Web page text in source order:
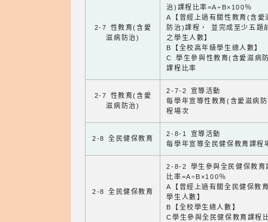
2-7 性教育(含愛
滋病防治)
治)課程比率=A÷B×100％
A【曾經上過有關性教育(含愛
防治)課程， 並完成至少五題
之學生人數】
B【全校高年級學生總人數】
C 學生參與性教育(含愛滋病
課程比率
2-7 性教育(含愛
滋病防治)
2-7-2 宣導活動
每學年宣導性教育(含愛滋病
程場次
2-8 全民健保教育
2-8-1 宣導活動
每學年宣導全民健保教育課程
2-8 全民健保教育
2-8-2 學生參與全民健保教育
比率=A÷B×100％
A【曾經上過有關全民健保教
學生人數】
B【全校學生總人數】
C學生參與全民健保教育課程